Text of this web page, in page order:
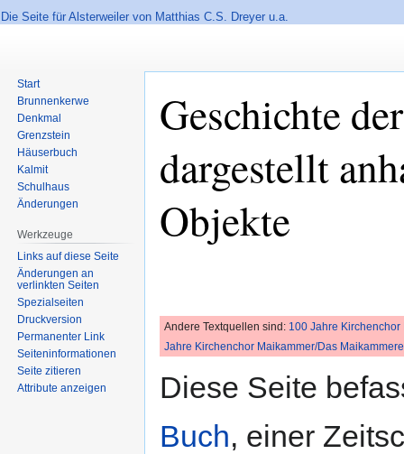
Die Seite für Alsterweiler von Matthias C.S. Dreyer u.a.
Geschichte
dargestellt
Objekte
Andere Textquellen sind: 100 Jahre Kirchenchor
Jahre Kirchenchor Maikammer/Das
Diese Seite
Buch, einer
Start
Brunnenkerwe
Denkmal
Grenzstein
Häuserbuch
Kalmit
Schulhaus
Änderungen
Werkzeuge
Links auf diese Seite
Änderungen an
verlinkten Seiten
Spezialseiten
Druckversion
Permanenter Link
Seiten­informationen
Seite zitieren
Attribute anzeigen